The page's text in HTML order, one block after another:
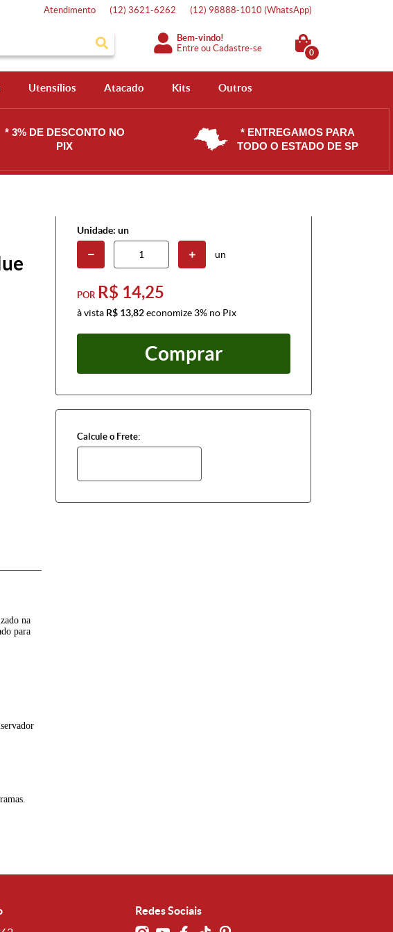
Atendimento (12) 3621-6262 (12) 98888-1010 (WhatsApp)
Bem-vindo!
Entre ouCadastre-se 0
Utensílios Atacado Kits Outros
* 3% DE DESCONTO NO
PIX
* ENTREGAMOS PARA
TODO O ESTADO DE SP
Unidade: un
un
POR R$ 14,25
à vista R$ 13,82economize 3% no Pix
Comprar
Calcule o Frete:
na
para
Redes Sociais